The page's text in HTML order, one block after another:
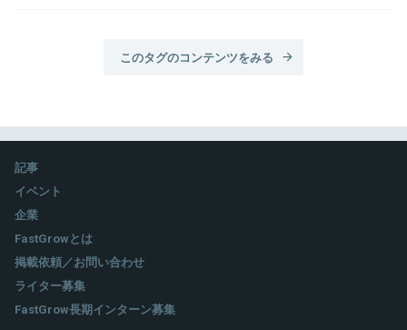
このタグのコンテンツをみる
記事
イベント
企業
FastGrowとは
掲載依頼／お問い合わせ
ライター募集
FastGrow長期インターン募集